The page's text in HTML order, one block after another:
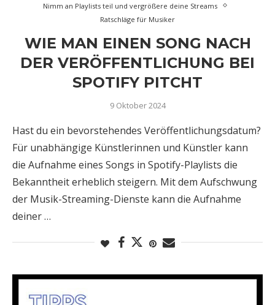
Nimm an Playlists teil und vergrößere deine Streams
Ratschläge für Musiker
WIE MAN EINEN SONG NACH
DER VERÖFFENTLICHUNG BEI
SPOTIFY PITCHT
9 Oktober 2024
Hast du ein bevorstehendes Veröffentlichungsdatum?
Für unabhängige Künstlerinnen und Künstler kann
die Aufnahme eines Songs in Spotify-Playlists die
Bekanntheit erheblich steigern. Mit dem Aufschwung
der Musik-Streaming-Dienste kann die Aufnahme
deiner …